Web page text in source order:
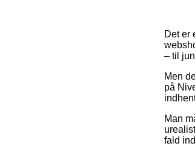
Det er
– til
Men
på
Man
fald